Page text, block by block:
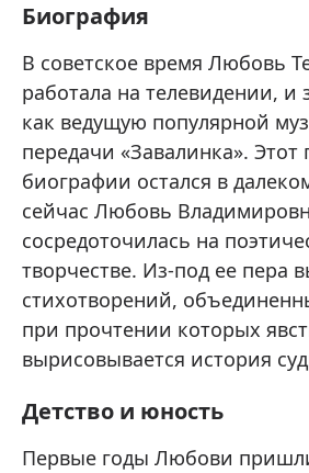
Биография
В советское время Любовь
работала на телевидении, и
как ведущую популярной
передачи «Завалинка». Этот
биографии остался в
сейчас Любовь
сосредоточилась на
творчестве. Из-под ее пера
стихотворений,
при прочтении которых
вырисовывается история
Детство и юность
Первые годы Любови